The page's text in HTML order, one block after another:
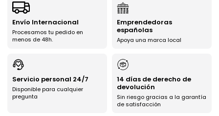
Envío Internacional
Procesamos tu pedido en
menos de 48h.
Emprendedoras
españolas
Apoya una marca local
Servicio personal 24/7
Disponible para cualquier
pregunta
14 días de derecho de
devolución
Sin riesgo gracias a la garantía
de satisfacción